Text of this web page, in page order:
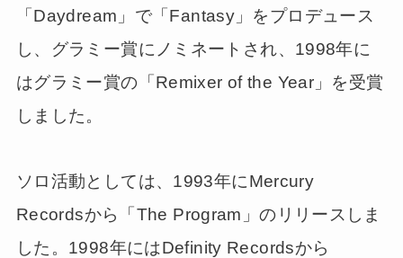
「Daydream」で「Fantasy」をプロデュース
し、グラミー賞にノミネートされ、1998年に
はグラミー賞の「Remixer of the Year」を受賞
しました。
ソロ活動としては、1993年にMercury
Recordsから「The Program」のリリースしま
した。1998年にはDefinity Recordsから